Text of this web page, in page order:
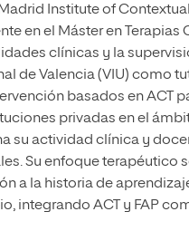
Institute of
en el Máster en Terapias
clínicas y la
de Valencia (VIU) como
basados en ACT
privadas en el
su actividad clínica y
Su enfoque terapéutico
a la historia de
integrando ACT y FAP